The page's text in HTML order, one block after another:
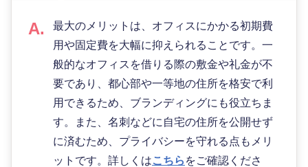
最大のメリットは、オフィスにかかる初期費
用や固定費を大幅に抑えられることです。一
般的なオフィスを借りる際の敷金や礼金が不
要であり、都心部や一等地の住所を格安で利
用できるため、ブランディングにも役立ちま
す。また、名刺などに自宅の住所を公開せず
に済むため、プライバシーを守れる点もメリ
ットです。詳しくはこちら をご確認くださ